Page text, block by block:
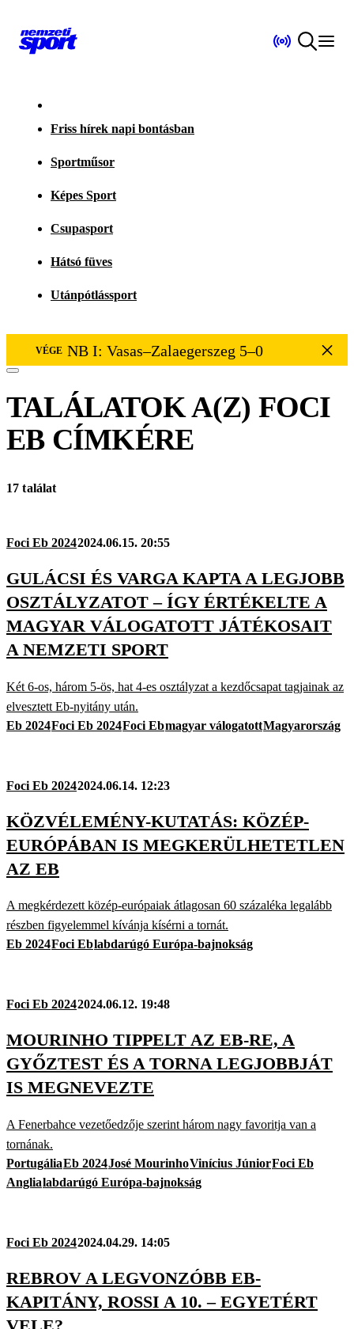
Friss hírek napi bontásban
Sportműsor
Képes Sport
Csupasport
Hátsó füves
Utánpótlássport
VÉGE NB I: Vasas–Zalaegerszeg 5–0
TALÁLATOK A(Z) FOCI
EBCÍMKÉRE
17 találat
Foci Eb 20242024.06.15. 20:55
GULÁCSI ÉS VARGA KAPTA A LEGJOBB
OSZTÁLYZATOT – ÍGY ÉRTÉKELTE A
MAGYAR VÁLOGATOTT JÁTÉKOSAIT
A NEMZETI SPORT
Két 6-os, három 5-ös, hat 4-es osztályzat a kezdőcsapat tagjainak az
elvesztett Eb-nyitány után.
Eb 2024Foci Eb 2024Foci Ebmagyar válogatottMagyarország
Foci Eb 20242024.06.14. 12:23
KÖZVÉLEMÉNY-KUTATÁS: KÖZÉP-
EURÓPÁBAN IS MEGKERÜLHETETLEN
AZ EB
A megkérdezett közép-európaiak átlagosan 60 százaléka legalább
részben figyelemmel kívánja kísérni a tornát.
Eb 2024Foci Eblabdarúgó Európa-bajnokság
Foci Eb 20242024.06.12. 19:48
MOURINHO TIPPELT AZ EB-RE, A
GYŐZTEST ÉS A TORNA LEGJOBBJÁT
IS MEGNEVEZTE
A Fenerbahce vezetőedzője szerint három nagy favoritja van a
tornának.
PortugáliaEb 2024José MourinhoVinícius JúniorFoci Eb
Anglialabdarúgó Európa-bajnokság
Foci Eb 20242024.04.29. 14:05
REBROV A LEGVONZÓBB EB-
KAPITÁNY, ROSSI A 10. – EGYETÉRT